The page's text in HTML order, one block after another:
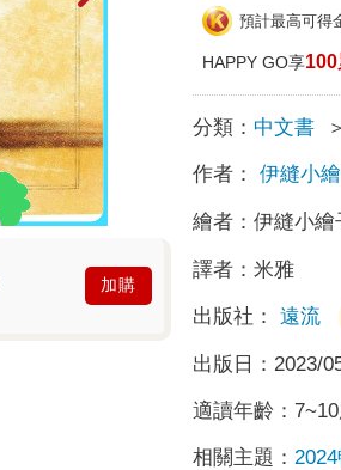
加購
預計最高可得
HAPPY GO享
分類： 中文書 ＞
作者： 伊縫小
繪者：伊縫小繪
譯者：米雅
出版社： 遠流
出版日： 2023/
適讀年齡：
相關主題：